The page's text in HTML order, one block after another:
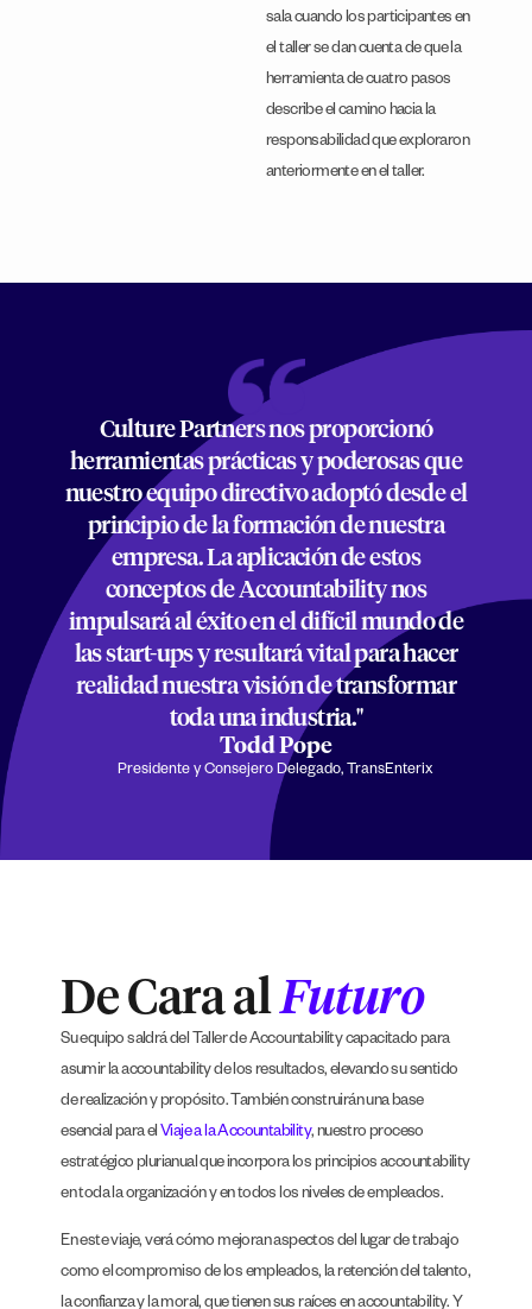
sala cuando los participantes en
el taller se dan cuenta de que la
herramienta de cuatro pasos
describe el camino hacia la
responsabilidad que exploraron
anteriormente en el taller.
Culture Partners nos proporcionó
herramientas prácticas y poderosas que
nuestro equipo directivo adoptó desde el
principio de la formación de nuestra
empresa. La aplicación de estos
conceptos de Accountability nos
impulsará al éxito en el difícil mundo de
las start-ups y resultará vital para hacer
realidad nuestra visión de transformar
toda una industria."
Todd Pope
Presidente y Consejero Delegado, TransEnterix
De Cara alFuturo
Su equipo saldrá del Taller de Accountability capacitado para
asumir la accountability de los resultados, elevando su sentido
de realización y propósito. También construirán una base
esencial para el Viaje a la Accountability, nuestro proceso
estratégico plurianual que incorpora los principios accountability
en toda la organización y en todos los niveles de empleados.
En este viaje, verá cómo mejoran aspectos del lugar de trabajo
como el compromiso de los empleados, la retención del talento,
la confianza y la moral, que tienen sus raíces en accountability. Y